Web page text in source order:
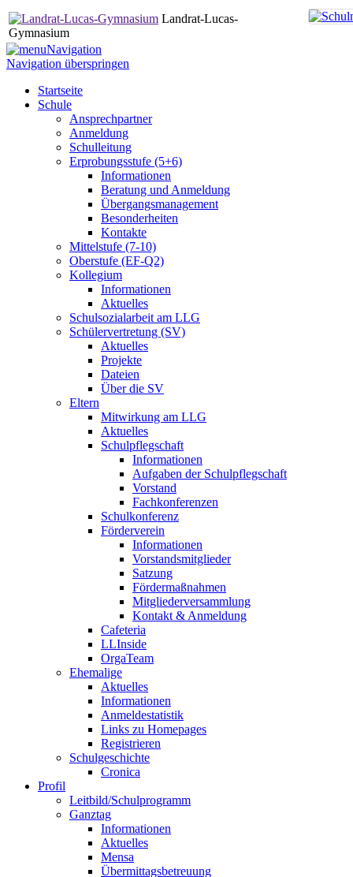
Landrat-Lucas-
Gymnasium
Navigation
Navigation überspringen
Startseite
Schule
Ansprechpartner
Anmeldung
Schulleitung
Erprobungsstufe (5+6)
Informationen
Beratung und Anmeldung
Übergangsmanagement
Besonderheiten
Kontakte
Mittelstufe (7-10)
Oberstufe (EF-Q2)
Kollegium
Informationen
Aktuelles
Schulsozialarbeit am LLG
Schülervertretung (SV)
Aktuelles
Projekte
Dateien
Über die SV
Eltern
Mitwirkung am LLG
Aktuelles
Schulpflegschaft
Informationen
Aufgaben der Schulpflegschaft
Vorstand
Fachkonferenzen
Schulkonferenz
Förderverein
Informationen
Vorstandsmitglieder
Satzung
Fördermaßnahmen
Mitgliederversammlung
Kontakt & Anmeldung
Cafeteria
LLInside
OrgaTeam
Ehemalige
Aktuelles
Informationen
Anmeldestatistik
Links zu Homepages
Registrieren
Schulgeschichte
Cronica
Profil
Leitbild/Schulprogramm
Ganztag
Informationen
Aktuelles
Mensa
Übermittagsbetreuung